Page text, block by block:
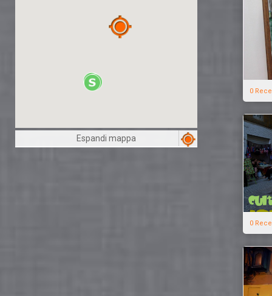
Clicca su una risorsa nella mappa
Espandi mappa
0
0